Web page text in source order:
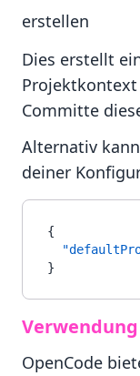
erstellen
Dies erstellt
Committe
Alternativ
deiner
{
}
Verwendung
OpenCode